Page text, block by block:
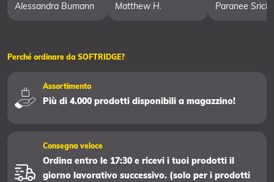
Alessandra Bumann Matthew H. Paranee
Perché ordinare da SOFTRIDGE?
Assortimento
Più di 4.000 prodotti disponibili a magazzino!
Consegna veloce
Ordina entro le 17:30 e ricevi i tuoi prodotti il
giorno lavorativo successivo. (solo per i prodotti